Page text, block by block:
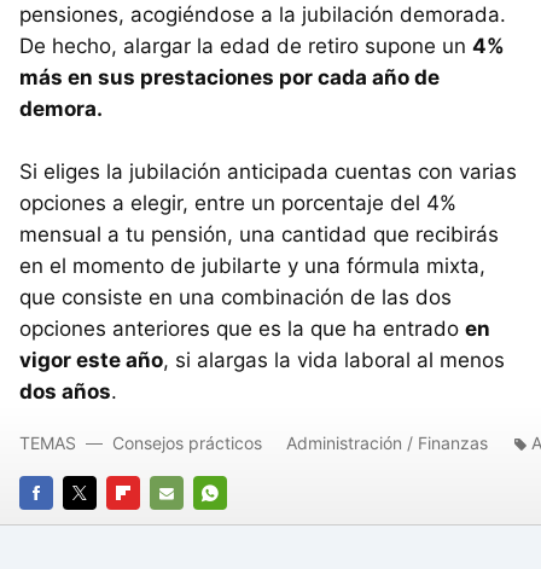
pensiones, acogiéndose a la jubilación demorada.
De hecho, alargar la edad de retiro supone un 4%
más en sus prestaciones por cada año de
demora.
Si eliges la jubilación anticipada cuentas con varias
opciones a elegir, entre un porcentaje del 4%
mensual a tu pensión, una cantidad que recibirás
en el momento de jubilarte y una fórmula mixta,
que consiste en una combinación de las dos
opciones anteriores que es la que ha entrado en
vigor este año, si alargas la vida laboral al menos
dos años.
FACEBOOK
TWITTERFLIPBOARD
E-
WHATSAPP
TEMAS Consejos prácticos Administración / Finanzas